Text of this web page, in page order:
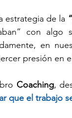
estrategia de la
con
en
presión en
Coaching,
que el trabajo